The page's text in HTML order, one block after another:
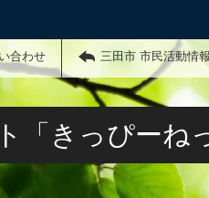
合わせ 三田市 市民活動情
「きっぴーね